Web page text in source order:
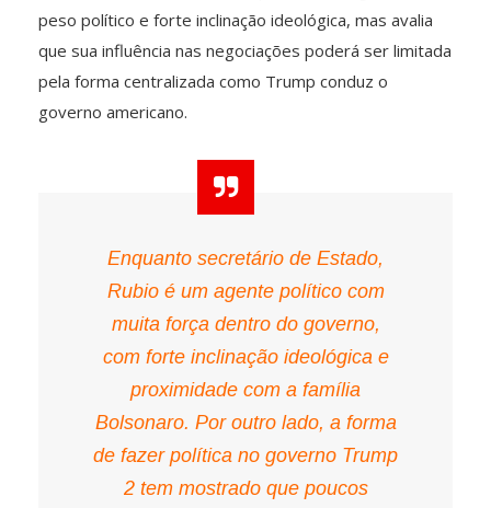
peso político e forte inclinação ideológica, mas avalia
que sua influência nas negociações poderá ser limitada
pela forma centralizada como Trump conduz o
governo americano.
Enquanto secretário de Estado,
Rubio é um agente político com
muita força dentro do governo,
com forte inclinação ideológica e
proximidade com a família
Bolsonaro. Por outro lado, a forma
de fazer política no governo Trump
2 tem mostrado que poucos